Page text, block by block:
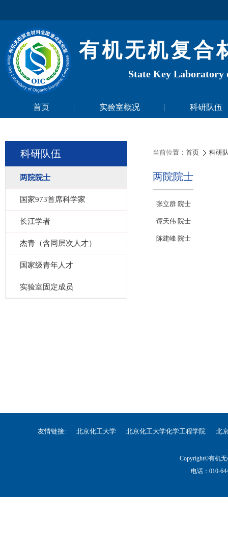
有机无机复合
State Key Laboratory
首页 实验室概况 科研队伍
科研队伍
两院院士
国家973首席科学家
长江学者
杰青（含同层次人才）
国家级青年人才
实验室固定成员
当前位置： 首页 科研
两院院士
张立群 院士
谭天伟 院士
陈建峰 院士
友情链接: 北京化工大学 北京化工大学化学工程学院 北
Copyright©有机
电话：010-